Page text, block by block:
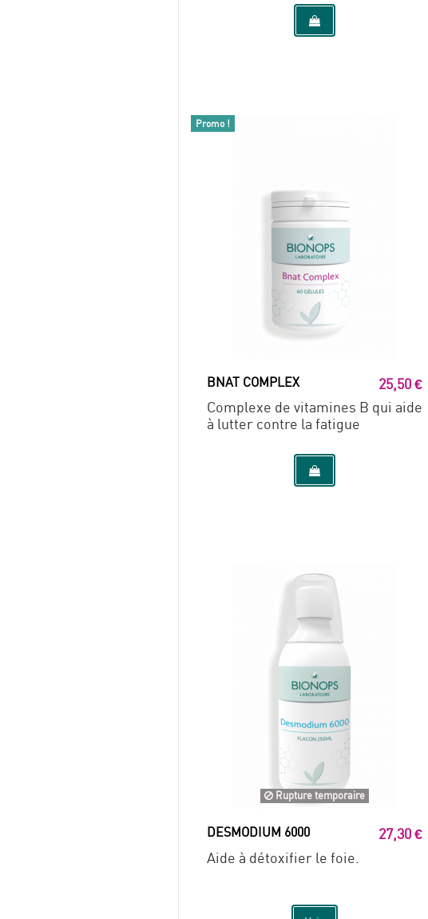
Promo !
BNAT COMPLEX
25,50 €
Complexe de vitamines B qui aide
à lutter contre la fatigue
Rupture temporaire
DESMODIUM 6000
27,30 €
Aide à détoxifier le foie.